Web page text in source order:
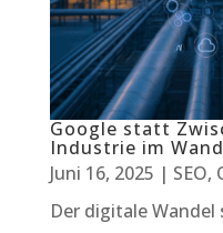
Google statt
Industrie im
Juni 16, 2025 | SEO,
Der digitale Wandel